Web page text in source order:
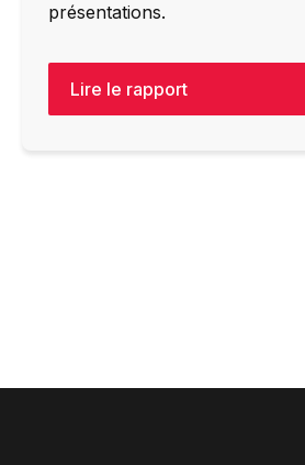
présentations.
Lire le rapport